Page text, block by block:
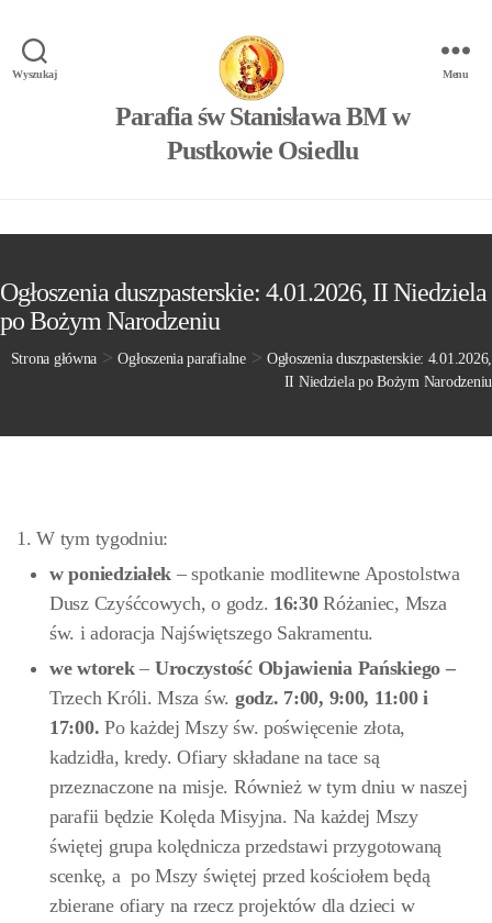
Wyszukaj
Parafia św Stanisława BM w
Pustkowie Osiedlu
Menu
Ogłoszenia duszpasterskie: 4.01.2026, II Niedziela
po Bożym Narodzeniu
Strona główna >Ogłoszenia parafialne> Ogłoszenia duszpasterskie: 4.01.2026,
II Niedziela po Bożym Narodzeniu
1. W tym tygodniu:
w poniedziałek – spotkanie modlitewne Apostolstwa
Dusz Czyśćcowych, o godz. 16:30Różaniec, Msza
św. i adoracja Najświętszego Sakramentu.
we wtorek– Uroczystość Objawienia Pańskiego –
Trzech Króli. Msza św. godz. 7:00, 9:00, 11:00 i
17:00.Po każdej Mszy św. poświęcenie złota,
kadzidła, kredy. Ofiary składane na tace są
przeznaczone na misje. Również w tym dniu w naszej
parafii będzie Kolęda Misyjna. Na każdej Mszy
świętej grupa kolędnicza przedstawi przygotowaną
scenkę, a po Mszy świętej przed kościołem będą
zbierane ofiary na rzecz projektów dla dzieci w